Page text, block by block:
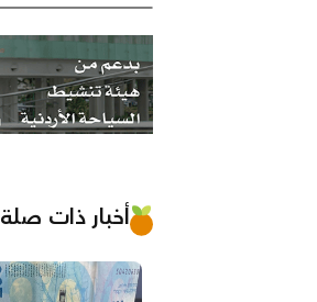
أخبار ذات صلة